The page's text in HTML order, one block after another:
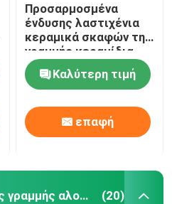
Προσαρμοσμένα
ένδυσης λαστιχένια
κεραμικά σκαφών της
γραμμής κεραμίδια
ένδυσης
υδατοπτώσεων
κεραμικά
Καλύτερη τιμή
επαφή
Κεραμικό σκάφος της γραμμής αλουμίνας (20)